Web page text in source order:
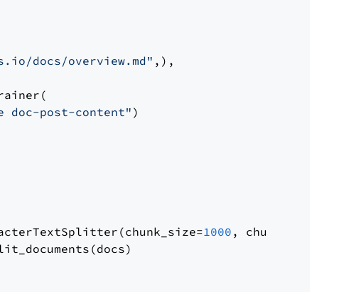
docs/overview.md" ,),
doc-post-content" )
1000 , chunk_overlap=